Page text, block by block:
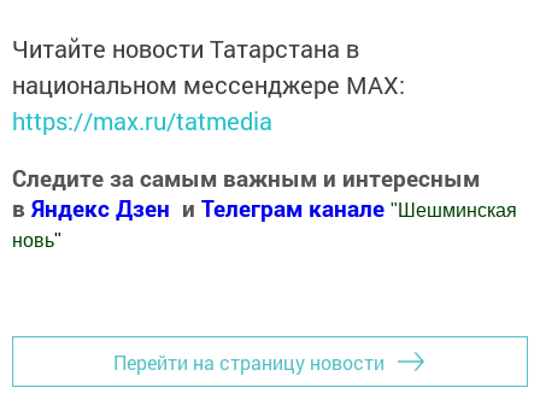
Читайте новости Татарстана в
национальном мессенджере MАХ:
https://max.ru/tatmedia
Следите за самым важным и интересным
в Яндекс Дзен и Телеграм канале " Шешминская
новь"
Перейти на страницу новости